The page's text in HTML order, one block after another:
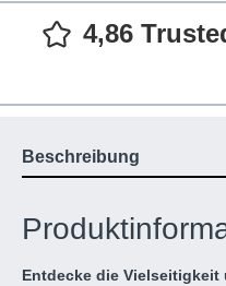
4,86
Beschreibung
Entdecke die Vielseitigkeit